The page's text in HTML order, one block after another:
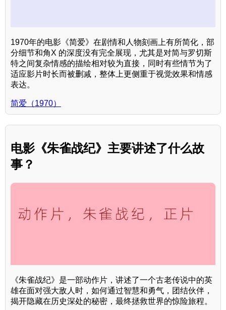
1970年的电影《简爱》在剧情和人物刻画上有所简化，部
分细节和角X 的深度没有完全展现，尤其是对简与罗切斯
特之间复杂情感的描绘相对较为直接，同时有些情节为了
适应影片时长而被删减，整体上更侧重于视觉效果和情感
表达。
简爱（1970）
电影《朱雀战纪》主要讲述了什么故
事？
《朱雀战纪》是一部动作片，讲述了一个古老传说中的英
雄在面对强大敌人时，如何通过智慧和勇气，团结伙伴，
揭开隐藏在历史深处的秘密，最终拯救世界的惊险旅程。